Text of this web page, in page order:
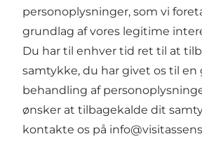
personoplysninger, som vi
grundlag af vores legitime
Du har til enhver tid ret til at
samtykke, du har givet os til en
behandling af
ønsker at tilbagekalde dit
kontakte os på